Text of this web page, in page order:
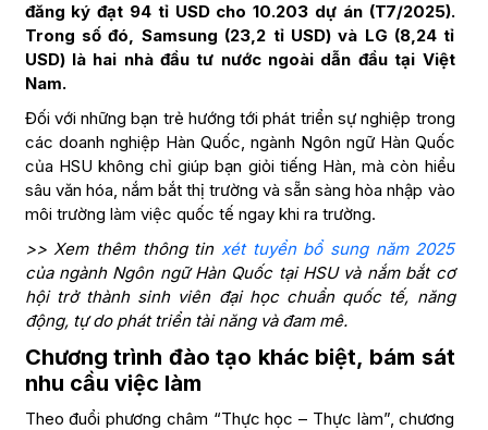
đăng ký đạt 94 tỉ USD cho 10.203 dự án (T7/2025).
Trong số đó, Samsung (23,2 tỉ USD) và LG (8,24 tỉ
USD) là hai nhà đầu tư nước ngoài dẫn đầu tại Việt
Nam.
Đối với những bạn trẻ hướng tới phát triển sự nghiệp trong
các doanh nghiệp Hàn Quốc, ngành Ngôn ngữ Hàn Quốc
của HSU không chỉ giúp bạn giỏi tiếng Hàn, mà còn hiểu
sâu văn hóa, nắm bắt thị trường và sẵn sàng hòa nhập vào
môi trường làm việc quốc tế ngay khi ra trường.
>> Xem thêm thông tin xét tuyển bổ sung năm 2025
của ngành Ngôn ngữ Hàn Quốc tại HSU và nắm bắt cơ
hội trở thành sinh viên đại học chuẩn quốc tế, năng
động, tự do phát triển tài năng và đam mê.
Chương trình đào tạo khác biệt, bám sát
nhu cầu việc làm
Theo đuổi phương châm “Thực học – Thực làm”, chương